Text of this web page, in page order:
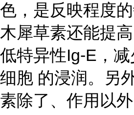
色，是反映程度的
木犀草素还能提
低特异性Ig-E，
细胞 的浸润。另
素除了、作用以